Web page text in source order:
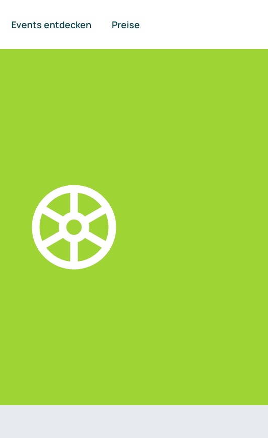
Events entdecken Preise